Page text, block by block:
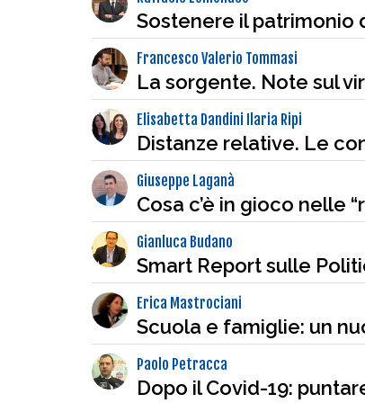
Sostenere il patrimonio
Francesco Valerio Tommasi
La sorgente. Note sul
Elisabetta Dandini Ilaria Ripi
Distanze relative. Le
Giuseppe Laganà
Cosa c’è in gioco nelle
Gianluca Budano
Smart Report sulle
Erica Mastrociani
Scuola e famiglie: un
Paolo Petracca
Dopo il Covid-19: